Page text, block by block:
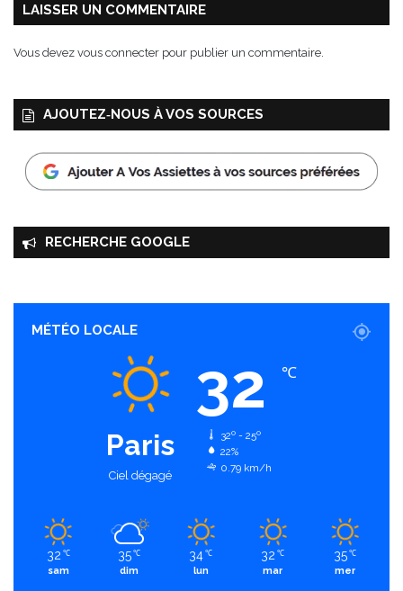
LAISSER UN COMMENTAIRE
Vous devez vous connecter pour publier un commentaire.
AJOUTEZ‑NOUS À VOS SOURCES
RECHERCHE GOOGLE
MÉTÉO LOCALE
Paris
Ciel dégagé
32 ℃
32º - 25º
22%
0.79 km/h
32 ℃
sam
35 ℃
dim
34 ℃
lun
32 ℃
mar
35 ℃
mer